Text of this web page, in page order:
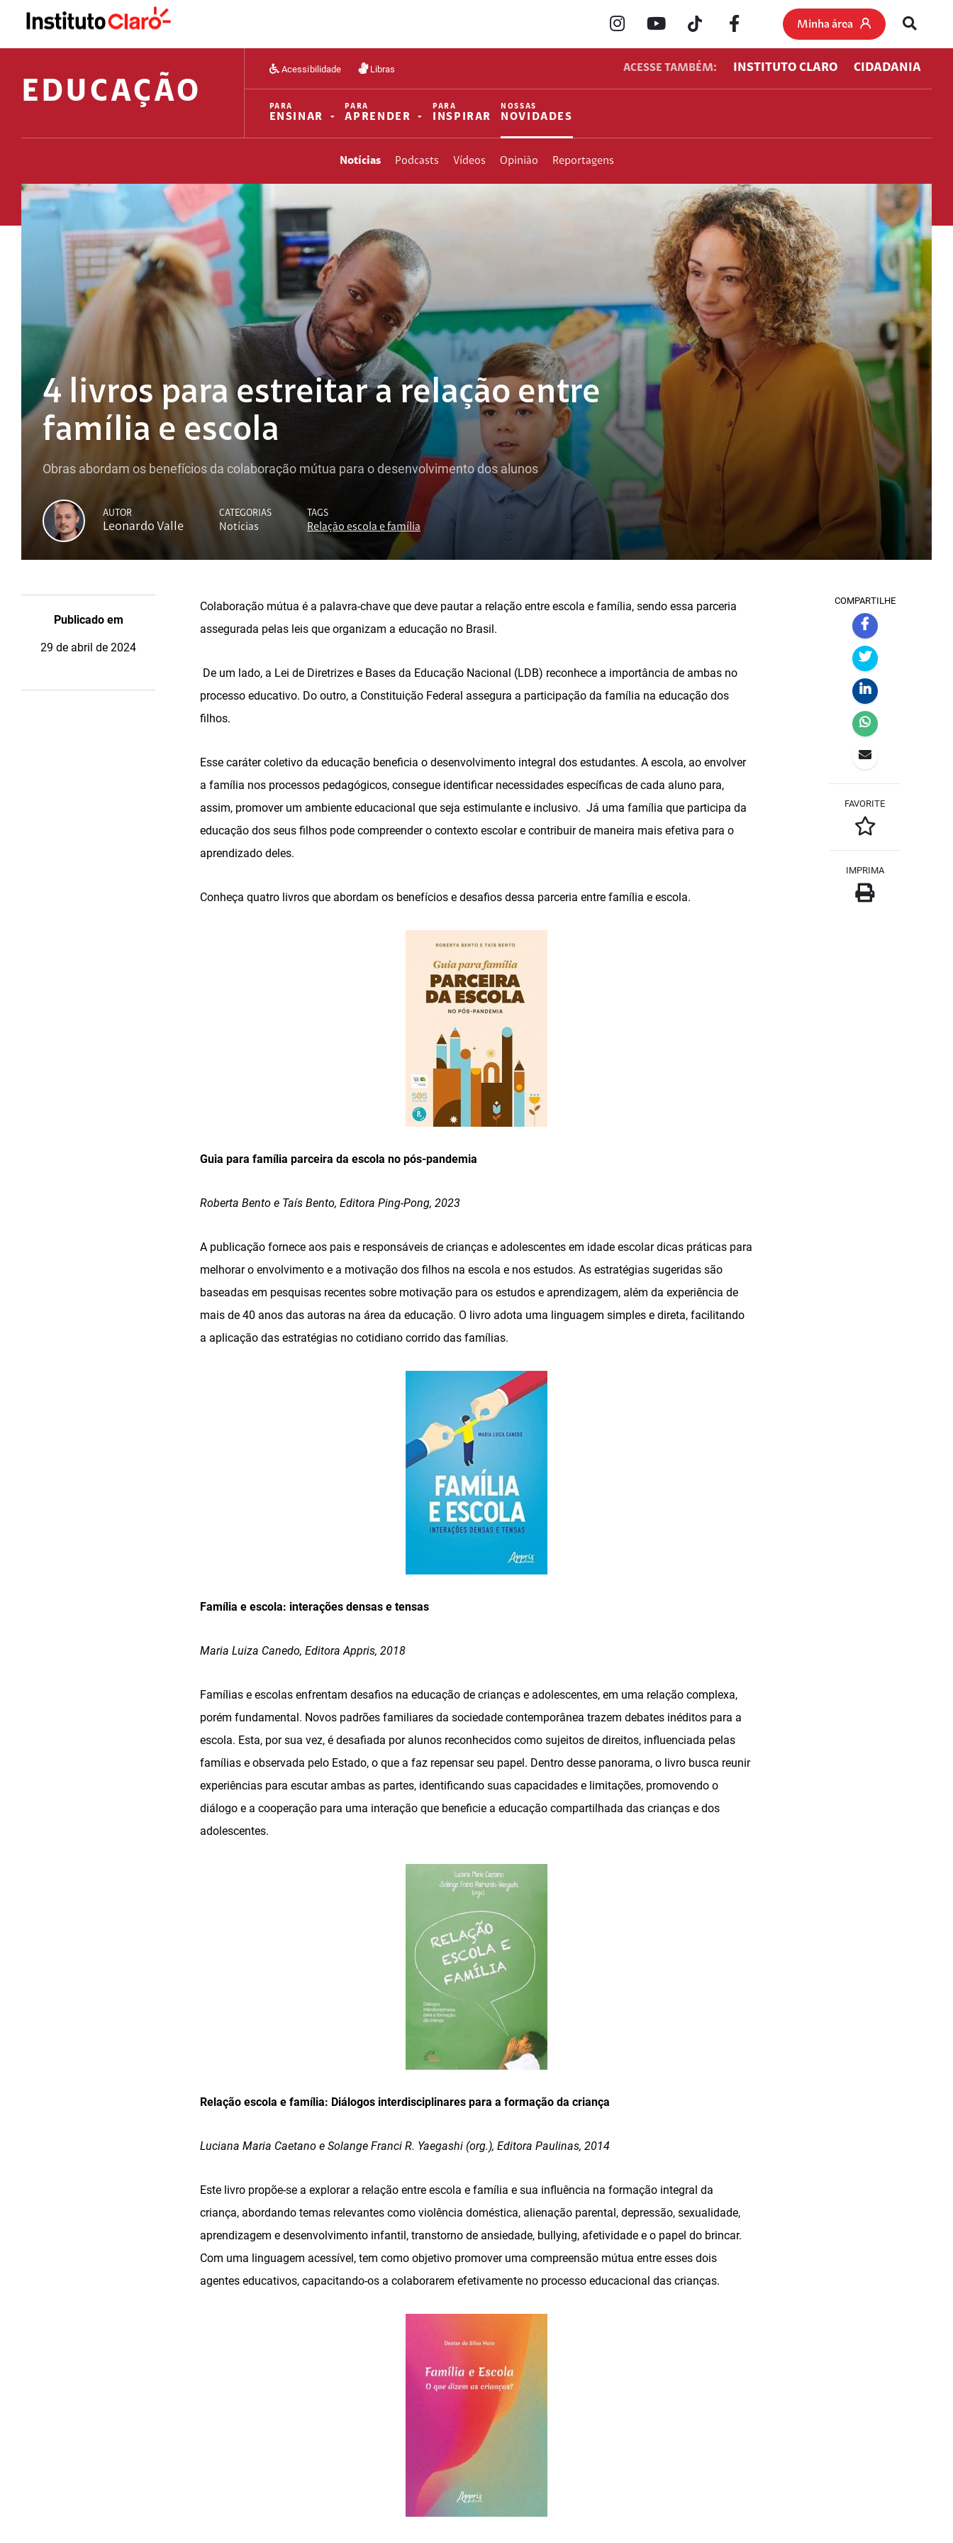
Minha área
EDUCAÇÃO
Acessibilidade Libras ACESSE TAMBÉM: INSTITUTO CLARO CIDADANIA
PARA
ENSINAR
PARA
APRENDER
PARA
INSPIRAR
NOSSAS
NOVIDADES
Notícias Podcasts Vídeos Opinião Reportagens
4 livros para estreitar a relação entre
família e escola
Obras abordam os benefícios da colaboração mútua para o desenvolvimento dos alunos
AUTOR
Leonardo Valle
CATEGORIAS
Notícias
TAGS
Relação escola e família
Publicado em
29 de abril de 2024
Colaboração mútua é a palavra-chave que deve pautar a relação entre escola e família, sendo essa parceria
assegurada pelas leis que organizam a educação no Brasil.
De um lado, a Lei de Diretrizes e Bases da Educação Nacional (LDB) reconhece a importância de ambas no
processo educativo. Do outro, a Constituição Federal assegura a participação da família na educação dos
filhos.
Esse caráter coletivo da educação beneficia o desenvolvimento integral dos estudantes. A escola, ao envolver
a família nos processos pedagógicos, consegue identificar necessidades específicas de cada aluno para,
assim, promover um ambiente educacional que seja estimulante e inclusivo. Já uma família que participa da
educação dos seus filhos pode compreender o contexto escolar e contribuir de maneira mais efetiva para o
aprendizado deles.
Conheça quatro livros que abordam os benefícios e desafios dessa parceria entre família e escola.
Guia para família parceira da escola no pós-pandemia
Roberta Bento e Taís Bento, Editora Ping-Pong, 2023
A publicação fornece aos pais e responsáveis de crianças e adolescentes em idade escolar dicas práticas para
melhorar o envolvimento e a motivação dos filhos na escola e nos estudos. As estratégias sugeridas são
baseadas em pesquisas recentes sobre motivação para os estudos e aprendizagem, além da experiência de
mais de 40 anos das autoras na área da educação. O livro adota uma linguagem simples e direta, facilitando
a aplicação das estratégias no cotidiano corrido das famílias.
Família e escola: interações densas e tensas
Maria Luiza Canedo, Editora Appris, 2018
Famílias e escolas enfrentam desafios na educação de crianças e adolescentes, em uma relação complexa,
porém fundamental. Novos padrões familiares da sociedade contemporânea trazem debates inéditos para a
escola. Esta, por sua vez, é desafiada por alunos reconhecidos como sujeitos de direitos, influenciada pelas
famílias e observada pelo Estado, o que a faz repensar seu papel. Dentro desse panorama, o livro busca reunir
experiências para escutar ambas as partes, identificando suas capacidades e limitações, promovendo o
diálogo e a cooperação para uma interação que beneficie a educação compartilhada das crianças e dos
adolescentes.
Relação escola e família: Diálogos interdisciplinares para a formação da criança
Luciana Maria Caetano e Solange Franci R. Yaegashi (org.), Editora Paulinas, 2014
Este livro propõe-se a explorar a relação entre escola e família e sua influência na formação integral da
criança, abordando temas relevantes como violência doméstica, alienação parental, depressão, sexualidade,
aprendizagem e desenvolvimento infantil, transtorno de ansiedade, bullying, afetividade e o papel do brincar.
Com uma linguagem acessível, tem como objetivo promover uma compreensão mútua entre esses dois
agentes educativos, capacitando-os a colaborarem efetivamente no processo educacional das crianças.
COMPARTILHE
FAVORITE
IMPRIMA